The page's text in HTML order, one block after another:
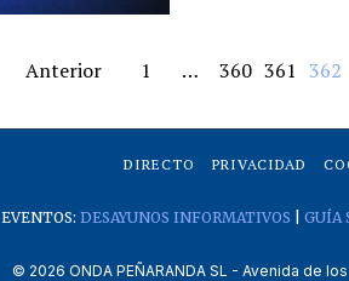
Anterior 1 … 360 361 362
DIRECTO PRIVACIDAD
EVENTOS: DESAYUNOS INFORMATIVOS GUÍA
© 2026 ONDA PEÑARANDA SL - Avenida de